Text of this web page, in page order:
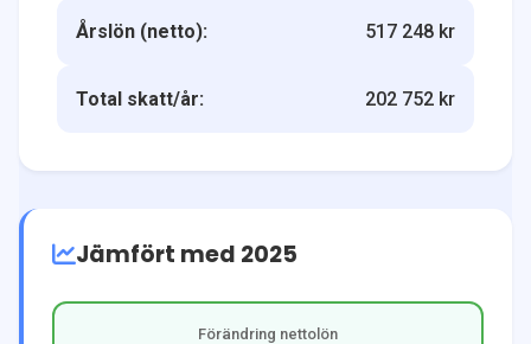
Årslön (netto): 517 248 kr
Total skatt/år: 202 752 kr
Jämfört med 2025
Förändring nettolön